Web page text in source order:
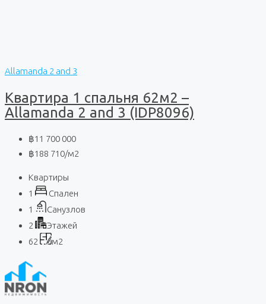
Allamanda 2 and 3
Квартира 1 спальня 62м2 –
Allamanda 2 and 3 (IDP8096)
฿11 700 000
฿188 710/м2
Квартиры
1
Спален
1
Санузлов
2
Этажей
62
м2